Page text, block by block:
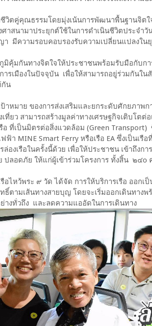
ตคู่คุณธรรมโดยมุ่งเน้นการพัฒนาพื้นฐานจิต
าสนามาประยุกต์ใช้ในการดำเนินชีวิตประจำวั
มีความรอบคอบรองรับความเปลี่ยนแปลงใน
มิคุ้มกันทางจิตใจให้ประชาชนพร้อมรับมือกับกา
ารเมืองในปัจจุบัน เพื่อให้สามารถอยู่ร่วมกันใ
กัน
ป้าหมาย ของการส่งเสริมและยกระดับศักยภาพ
ที่ยว สามารถสร้างมูลค่าทางเศรษฐกิจเติบโตต่
อ ที่เป็นมิตรต่อสิ่งแวดล้อม (Green
ฟฟ้า MINE Smart Ferry หรือเรือ EA ซึ่งเป็นเ
ล่องเรือในครั้งนี้ด้วย เพื่อให้ประชาชน เข้าถึงก
ปลอดภัย ให้แก่ผู้เข้าร่วมโครงการ ทั้งสิ้น ๒๔o
อไหว้พระ ๙ วัด ได้จัด การให้บริการเรือ ออกเ
ธิ์ตามเส้นทางสายบุญ โดยจะเริ่มออกเดินทาง
างทั่วถึง และลดความแออัดในการเดินทาง